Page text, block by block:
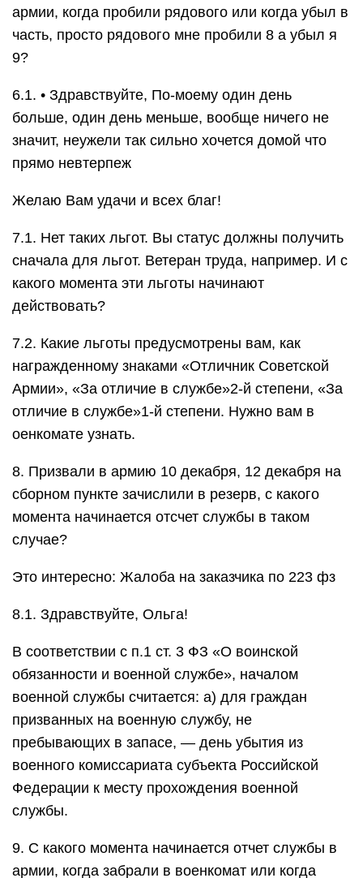
армии, когда пробили рядового или когда убыл в
часть, просто рядового мне пробили 8 а убыл я
9?
6.1. • Здравствуйте, По-моему один день
больше, один день меньше, вообще ничего не
значит, неужели так сильно хочется домой что
прямо невтерпеж
Желаю Вам удачи и всех благ!
7.1. Нет таких льгот. Вы статус должны получить
сначала для льгот. Ветеран труда, например. И с
какого момента эти льготы начинают
действовать?
7.2. Какие льготы предусмотрены вам, как
награжденному знаками «Отличник Советской
Армии», «За отличие в службе»2-й степени, «За
отличие в службе»1-й степени. Нужно вам в
оенкомате узнать.
8. Призвали в армию 10 декабря, 12 декабря на
сборном пункте зачислили в резерв, с какого
момента начинается отсчет службы в таком
случае?
Это интересно: Жалоба на заказчика по 223 фз
8.1. Здравствуйте, Ольга!
В соответствии с п.1 ст. 3 ФЗ «О воинской
обязанности и военной службе», началом
военной службы считается: а) для граждан
призванных на военную службу, не
пребывающих в запасе, — день убытия из
военного комиссариата субъекта Российской
Федерации к месту прохождения военной
службы.
9. С какого момента начинается отчет службы в
армии, когда забрали в военкомат или когда